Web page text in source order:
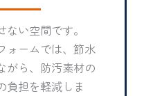
い空間です。
ォームでは、節水
がら、防汚素材の
負担を軽減しま